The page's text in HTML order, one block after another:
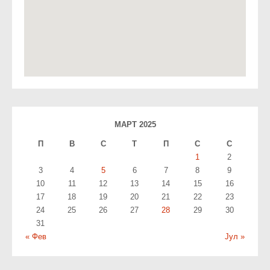
МАРТ 2025
П В С T П С С
« Фев Јул »
1
2
3
4 5 6 7 8
9
10
11 12 13 14 15
16
17
18 19 20 21 22
23
24
25 26 27 28 29
30
31